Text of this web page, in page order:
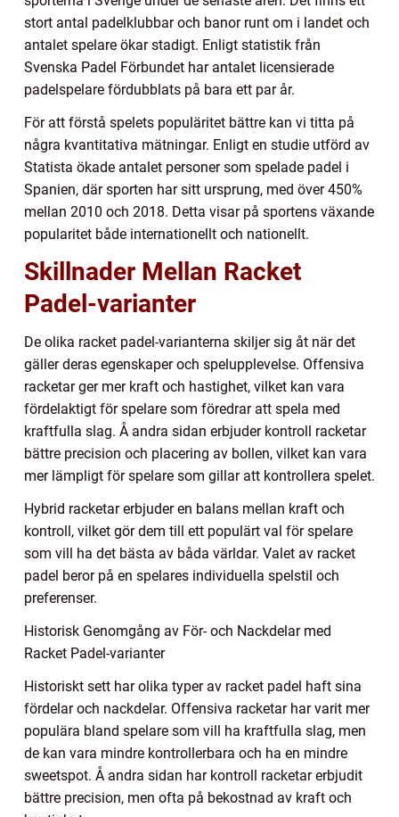
stort antal padelklubbar och banor runt om i landet och
antalet spelare ökar stadigt. Enligt statistik från
Svenska Padel Förbundet har antalet licensierade
padelspelare fördubblats på bara ett par år.
För att förstå spelets populäritet bättre kan vi titta på
några kvantitativa mätningar. Enligt en studie utförd av
Statista ökade antalet personer som spelade padel i
Spanien, där sporten har sitt ursprung, med över 450%
mellan 2010 och 2018. Detta visar på sportens växande
popularitet både internationellt och nationellt.
Skillnader Mellan Racket
Padel-varianter
De olika racket padel-varianterna skiljer sig åt när det
gäller deras egenskaper och spelupplevelse. Offensiva
racketar ger mer kraft och hastighet, vilket kan vara
fördelaktigt för spelare som föredrar att spela med
kraftfulla slag. Å andra sidan erbjuder kontroll racketar
bättre precision och placering av bollen, vilket kan vara
mer lämpligt för spelare som gillar att kontrollera spelet.
Hybrid racketar erbjuder en balans mellan kraft och
kontroll, vilket gör dem till ett populärt val för spelare
som vill ha det bästa av båda världar. Valet av racket
padel beror på en spelares individuella spelstil och
preferenser.
Historisk Genomgång av För- och Nackdelar med
Racket Padel-varianter
Historiskt sett har olika typer av racket padel haft sina
fördelar och nackdelar. Offensiva racketar har varit mer
populära bland spelare som vill ha kraftfulla slag, men
de kan vara mindre kontrollerbara och ha en mindre
sweetspot. Å andra sidan har kontroll racketar erbjudit
bättre precision, men ofta på bekostnad av kraft och